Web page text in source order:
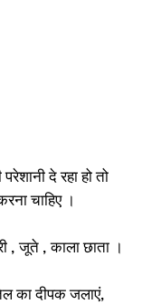
दे रहा हो तो
चाहिए ।
, जूते , काला छाता ।
का दीपक जलाएं,